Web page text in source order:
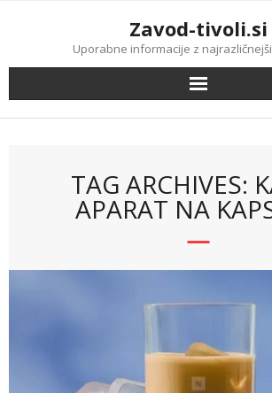
Zavod-tivoli.si
Uporabne informacije z
TAG ARCHIVES:
APARAT NA